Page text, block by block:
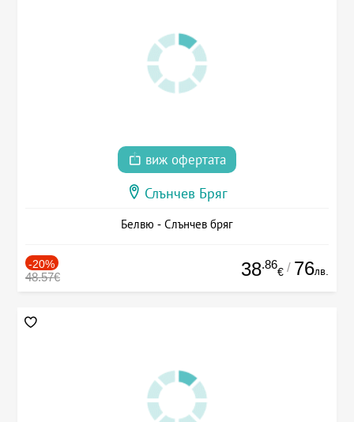
виж офертата
Слънчев Бряг
Белвю - Слънчев бряг
-20%
48.57€ 38.86
€ / 76лв.